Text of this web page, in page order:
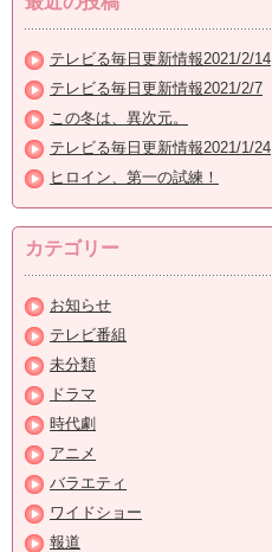
テレビる毎日更新情報2021/2/14
テレビる毎日更新情報2021/2/7
この冬は、異次元。
テレビる毎日更新情報2021/1/24
ヒロイン、第一の試練！
カテゴリー
お知らせ
テレビ番組
未分類
ドラマ
時代劇
アニメ
バラエティ
ワイドショー
報道